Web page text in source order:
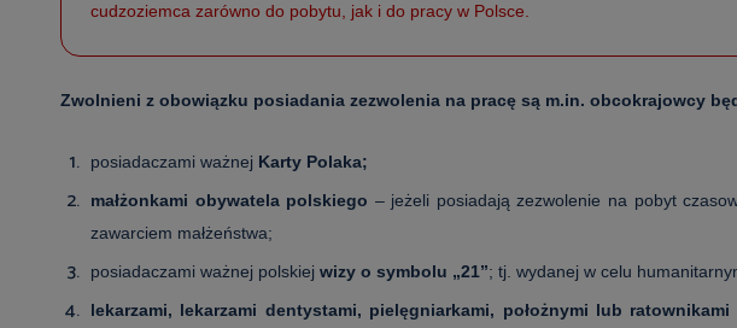
cudzoziemca zarówno do pobytu, jak i do pracy w Polsce.
Zwolnieni z obowiązku posiadania zezwolenia na pracę są m.in. obcokrajowcy
posiadaczami ważnej Karty Polaka;
małżonkami obywatela polskiego – jeżeli posiadają zezwolenie na pobyt
zawarciem małżeństwa;
posiadaczami ważnej polskiej wizy o symbolu „21”; tj. wydanej w celu
lekarzami, lekarzami dentystami, pielęgniarkami, położnymi lub ratownikami